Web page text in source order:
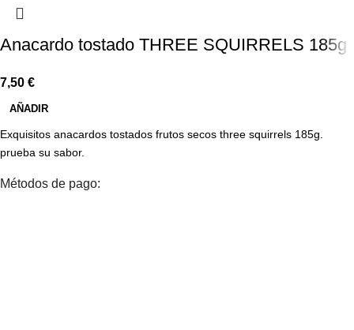
Anacardo tostado THREE SQUIRRELS 185g
7,50 €
AÑADIR
Exquisitos anacardos tostados frutos secos three squirrels 185g.
prueba su sabor.
Métodos de pago: